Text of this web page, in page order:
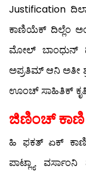
Justification
ಕಾಣಿಯೆಕ್ ದಿಲ್ಲೆಂ
ಮೋಲ್ ಬಾಂಧುನ್
ಅಪ್ರತಿಮ್ ಆನಿ ಅತೀ
ಊಂಚ್ ಸಾಹಿತಿಕ್
ಜಿಣಿಂಚ್ ಕಾಣಿ
ಹಿ ಫಕತ್ ಏಕ್ ಕಾಣಿ
ಪಾಟ್ಲ್ಯಾ